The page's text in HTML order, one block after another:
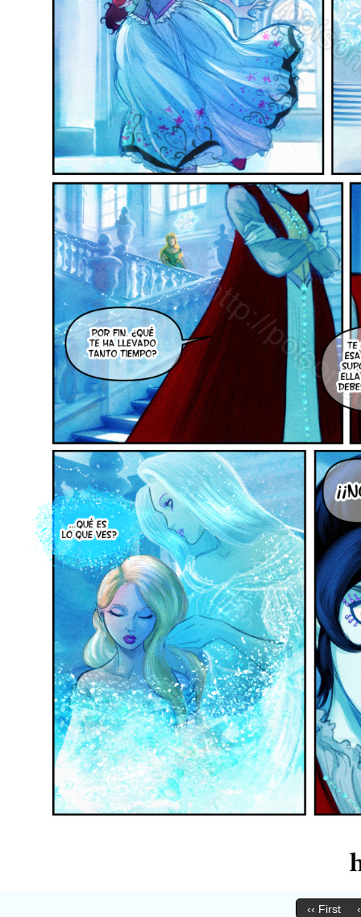
‹‹ First